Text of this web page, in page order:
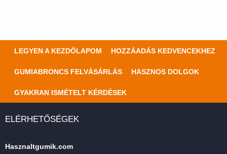
LEGYEN A KEZDŐLAPOM HOZZÁADÁS KEDVENCEKHEZ
GUMIABRONCS FELVÁSÁRLÁS HASZNOS DOLGOK
GYAKRAN ISMÉTELT KÉRDÉSEK
ELÉRHETŐSÉGEK
Hasznaltgumik.com